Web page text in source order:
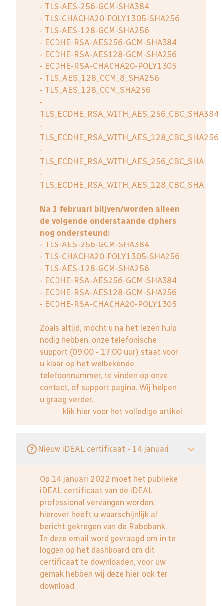
- TLS-AES-256-GCM-SHA384
- TLS-CHACHA20-POLY1305-SHA256
- TLS-AES-128-GCM-SHA256
- ECDHE-RSA-AES256-GCM-SHA384
- ECDHE-RSA-AES128-GCM-SHA256
- ECDHE-RSA-CHACHA20-POLY1305
- TLS_AES_128_CCM_8_SHA256
- TLS_AES_128_CCM_SHA256
-
TLS_ECDHE_RSA_WITH_AES_256_CBC_SHA384
-
TLS_ECDHE_RSA_WITH_AES_128_CBC_SHA256
-
TLS_ECDHE_RSA_WITH_AES_256_CBC_SHA
-
TLS_ECDHE_RSA_WITH_AES_128_CBC_SHA
Na 1 februari blijven/worden alleen
de volgende onderstaande ciphers
nog ondersteund:
- TLS-AES-256-GCM-SHA384
- TLS-CHACHA20-POLY1305-SHA256
- TLS-AES-128-GCM-SHA256
- ECDHE-RSA-AES256-GCM-SHA384
- ECDHE-RSA-AES128-GCM-SHA256
- ECDHE-RSA-CHACHA20-POLY1305
Zoals altijd, mocht u na het lezen hulp
nodig hebben, onze telefonische
support (09:00 - 17:00 uur) staat voor
u klaar op het welbekende
telefoonnummer, te vinden op onze
contact, of support pagina. Wij helpen
u graag verder.
klik hier voor het volledige artikel
Nieuw iDEAL certificaat - 14 januari
Op 14 januari 2022 moet het publieke
iDEAL certificaat van de iDEAL
professional vervangen worden,
hierover heeft u waarschijnlijk al
bericht gekregen van de Rabobank.
In deze email word gevraagd om in te
loggen op het dashboard om dit
certificaat te downloaden, voor uw
gemak hebben wij deze hier ook ter
download.